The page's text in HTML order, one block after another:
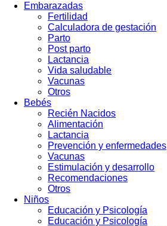
Embarazadas
Fertilidad
Calculadora de gestación
Parto
Post parto
Lactancia
Vida saludable
Vacunas
Otros
Bebés
Recién Nacidos
Alimentación
Lactancia
Prevención y enfermedades
Vacunas
Estimulación y desarrollo
Recomendaciones
Otros
Niños
Educación y Psicología
Educación y Psicología